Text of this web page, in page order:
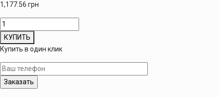
1,177.56 грн
Количество
товара
Смеситель
для
кухни
Lidz
(CRM)
КУПИТЬ
Купить в один клик